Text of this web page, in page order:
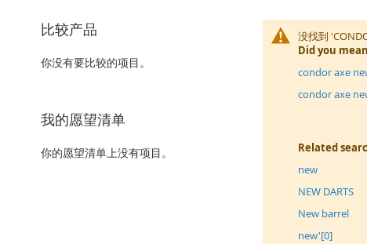
没找到
Did you mean
condor axe
condor axe
Related
new
NEW DARTS
New barrel
new'[0]
比较产品
你没有要比较的项目。
我的愿望清单
你的愿望清单上没有项目。